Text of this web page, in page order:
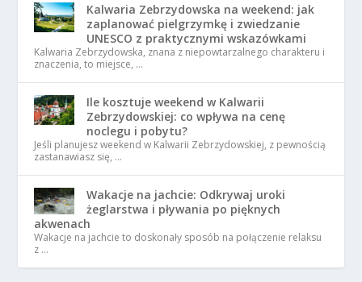
Kalwaria Zebrzydowska na weekend: jak
zaplanować pielgrzymkę i zwiedzanie
UNESCO z praktycznymi wskazówkami
Kalwaria Zebrzydowska, znana z niepowtarzalnego charakteru i
znaczenia, to miejsce, …
Ile kosztuje weekend w Kalwarii
Zebrzydowskiej: co wpływa na cenę
noclegu i pobytu?
Jeśli planujesz weekend w Kalwarii Zebrzydowskiej, z pewnością
zastanawiasz się, …
Wakacje na jachcie: Odkrywaj uroki
żeglarstwa i pływania po pięknych
akwenach
Wakacje na jachcie to doskonały sposób na połączenie relaksu
z …